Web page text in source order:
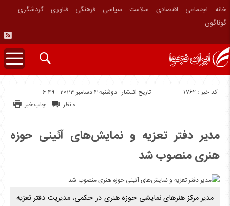
خانه اجتماعی اقتصادی سلامت سیاسی فرهنگی فناوری
گردشگری
گوناگون
تاریخ انتشار : دوشنبه 4 دسامبر 2023 - 6:49 کد خبر : 1762
چاپ خبر 0 نظر
مدیر دفتر تعزیه و نمایش‌های آئینی حوزه
هنری منصوب شد
مدیر مرکز هنرهای نمایشی حوزه هنری در حکمی، مدیریت دفتر تعزیه